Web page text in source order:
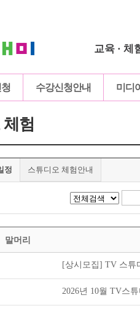
교육 · 체
수강신청안내 미디
험
정 스튜디오 체험안내
말머리
[상시모집] TV 스튜
2026년 10월 TV스